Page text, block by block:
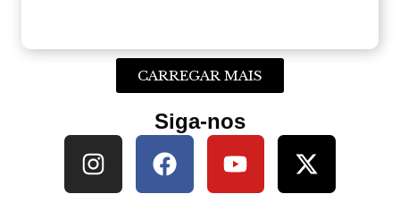
CARREGAR MAIS
Siga-nos